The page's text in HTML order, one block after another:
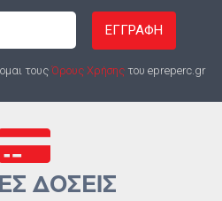
ΕΓΓΡΑΦΗ
τους Όρους Χρήσης του epreperc.gr
ΔΟΣΕΙΣ